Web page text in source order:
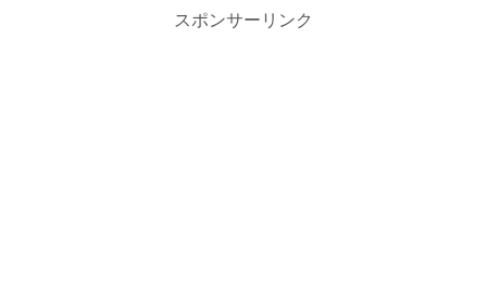
スポンサーリンク